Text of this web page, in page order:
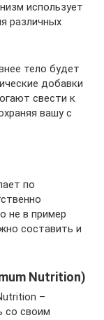
использует
различных
тело будет
добавки
свести к
вашу с
по
не в пример
составить и
Nutrition)
–
со своим